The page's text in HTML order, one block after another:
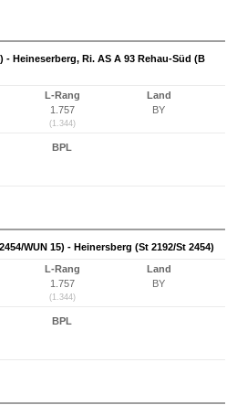
- Heineserberg, Ri. AS A 93 Rehau-Süd (B
L-Rang
1.757
(1.344)
Land
BY
BPL
WUN 15) - Heinersberg (St 2192/St 2454)
L-Rang
1.757
(1.344)
Land
BY
BPL